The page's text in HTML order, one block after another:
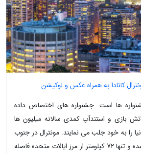
کانادا به همراه عکس و لوکیشن
ها است. جشنواره های اختصاص داده
بازی و استندآپ کمدی سالانه میلیون ها
را به خود جلب می نمایند. مونترال در جنوب
استان کبک کانادا واقع شده و تنها 72 کیلومتر از مرز ایالات متحده فاصله